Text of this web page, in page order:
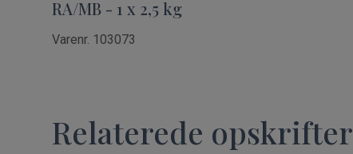
RA/MB - 1 x 2,5 kg
Varenr. 103073
Relaterede opskrifter